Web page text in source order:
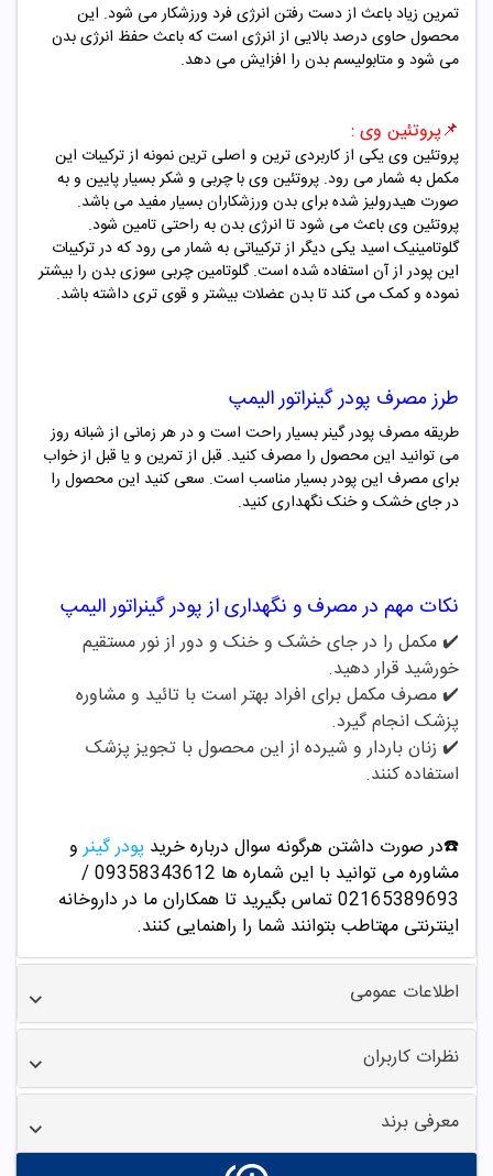
تمرین زیاد باعث از دست رفتن انرژی فرد ورزشکار می شود. این
محصول حاوی درصد بالایی از انرژی است که باعث حفظ انرژی بدن
می شود و متابولیسم بدن را افزایش می دهد.
📌پروتئین وی :
پروتئین وی یکی از کاربردی ترین و اصلی ترین نمونه از ترکیبات این
مکمل به شمار می رود. پروتئین وی با چربی و شکر بسیار پایین و به
صورت هیدرولیز شده برای بدن ورزشکاران بسیار مفید می باشد.
پروتئین وی باعث می شود تا انرژی بدن به راحتی تامین شود.
گلوتامینیک اسید یکی دیگر از ترکیباتی به شمار می رود که در ترکیبات
این پودر از آن استفاده شده است. گلوتامین چربی سوزی بدن را بیشتر
نموده و کمک می کند تا بدن عضلات بیشتر و قوی تری داشته باشد.
طرز مصرف پودر گینراتور الیمپ
طریقه مصرف پودر گینر بسیار راحت است و در هر زمانی از شبانه روز
می توانید این محصول را مصرف کنید. قبل از تمرین و یا قبل از خواب
برای مصرف این پودر بسیار مناسب است. سعی کنید این محصول را
در جای خشک و خنک نگهداری کنید.
نکات مهم در مصرف و نگهداری ازپودر گینراتور الیمپ
✔️ مکمل را در جای خشک و خنک و دور از نور مستقیم
خورشید قرار دهید.
✔️مصرف مکمل برای افراد بهتر است با تائید و مشاوره
پزشک انجام گیرد.
✔️ زنان باردار و شیرده از این محصول با تجویز پزشک
استفاده کنند.
☎️در صورت داشتن هرگونه سوال درباره خرید پودر گینرو
مشاوره می توانید با این شماره ها 09358343612 /
02165389693تماس بگیرید تا همکاران ما در داروخانه
اینترنتی مهتاطب بتوانند شما را راهنمایی کنند.
اطلاعات عمومی
نظرات کاربران
معرفی برند